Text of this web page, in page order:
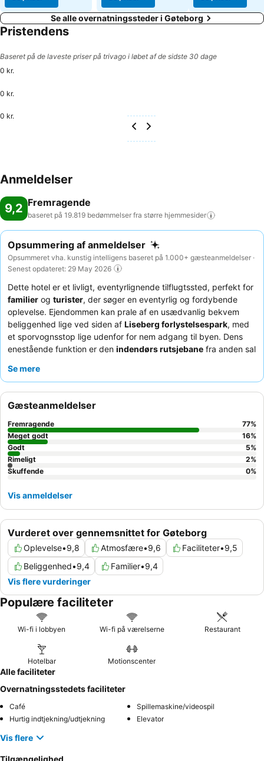
Se alle overnatningssteder i Gøteborg
Pristendens
Baseret på de laveste priser på trivago i løbet af de sidste 30 dage
0 kr.
0 kr.
0 kr.
Anmeldelser
9,2 Fremragende
baseret på 19.819 bedømmelser fra større hjemmesider
Opsummering af anmeldelser
Opsummeret vha. kunstig intelligens baseret på 1.000+ gæsteanmeldelser ·
Senest opdateret: 29 May 2026
Dette hotel er et livligt, eventyrlignende tilflugtssted, perfekt for
familier og turister, der søger en eventyrlig og fordybende
oplevelse. Ejendommen kan prale af en usædvanlig bekvem
beliggenhed lige ved siden af Liseberg forlystelsespark, med
et sporvognsstop lige udenfor for nem adgang til byen. Dens
enestående funktion er den indendørs rutsjebane fra anden sal
legerum og et hobbyhjørne. Gæsterne roser konsekvent
muligheder. For en forbedret oplevelse kan du overveje at spise
påtagrestauranten, Mei Rose
behagelige atmosfære.
Se mere
Vurderet over gennemsnittet for Gøteborg
Oplevelse•9,8 Atmosfære•9,6 Faciliteter•9,5
Beliggenhed•9,4 Familier•9,4
Vis flere vurderinger
Gæsteanmeldelser
Fremragende 77%
Meget godt
16%
Godt
5%
Rimeligt
2%
Skuffende
0%
Vis anmeldelser
Populære faciliteter
Wi-fi i lobbyen Wi-fi på værelserne Restaurant
Hotelbar Motionscenter
Alle faciliteter
Overnatningsstedets faciliteter
Café
Spillemaskine/videospil
Hurtig indtjekning/udtjekning
Elevator
Vis flere